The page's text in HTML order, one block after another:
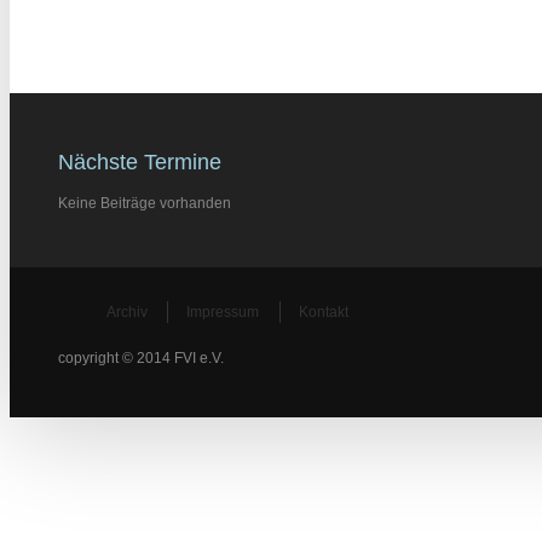
Nächste Termine
Keine Beiträge vorhanden
Archiv Impressum Kontakt
copyright © 2014 FVI e.V.